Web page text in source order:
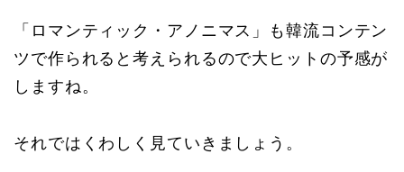
「ロマンティック・アノニマス」も韓流コンテン
ツで作られると考えられるので大ヒットの予感が
しますね。
それではくわしく見ていきましょう。